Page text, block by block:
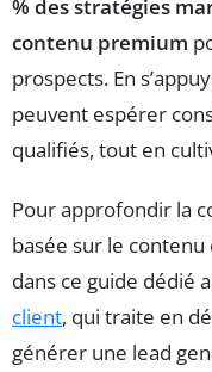
% des stratégies
contenu premium
prospects. En
peuvent espérer
qualifiés, tout en
Pour approfondir la
basée sur le contenu
dans ce guide dédié
client, qui traite en
générer une lead